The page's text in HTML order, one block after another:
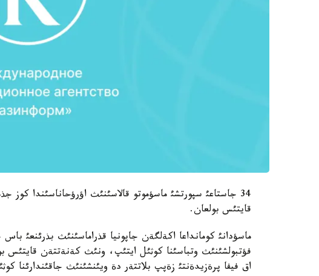
34 جاستاعئ سپورتشئ ماسؤموتو قالاسئنئث اؤرؤحاناسئندا
قايتئس بولعان.
ماسؤدانئ كومانداعا اكةلگةن جاپونيا قذراماسئنئث بذرئنعئ
فؤتبولشئنئث وتباسئنا كوثئل ايتئپ، ونئث كةنةتتةن قايتئس
اق فيفا پرةزيدةنتئ زةپپ بلاتتةر دة ويئنشئنئث جاقئندارئنا